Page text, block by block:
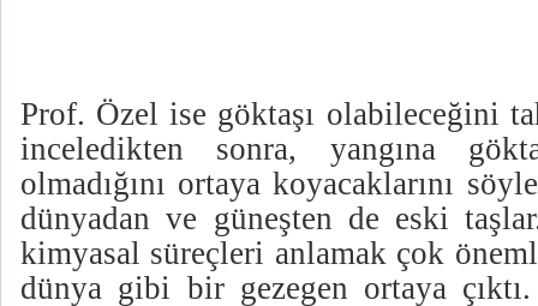
Prof. Özel ise göktaşı olabileceğini
inceledikten sonra, yangına
olmadığını ortaya koyacaklarını
dünyadan ve güneşten de eski
kimyasal süreçleri anlamak çok
dünya gibi bir gezegen ortaya çıktı.